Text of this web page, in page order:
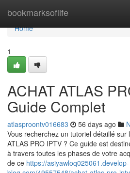
bookmarksoflife
Home
Home
1
ACHAT ATLAS
Guide Complet
atlasproontv016683 56 days ago
Vous recherchez un tutoriel détaillé
ATLAS PRO IPTV ? Ce guide est
à travers toutes les phases de votre
de ce https://asiyawloq025061.develop-